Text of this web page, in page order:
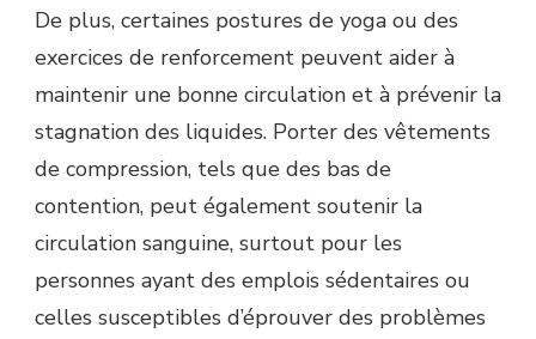
De plus, certaines postures de yoga ou des
exercices de renforcement peuvent aider à
maintenir une bonne circulation et à prévenir la
stagnation des liquides. Porter des vêtements
de compression, tels que des bas de
contention, peut également soutenir la
circulation sanguine, surtout pour les
personnes ayant des emplois sédentaires ou
celles susceptibles d’éprouver des problèmes